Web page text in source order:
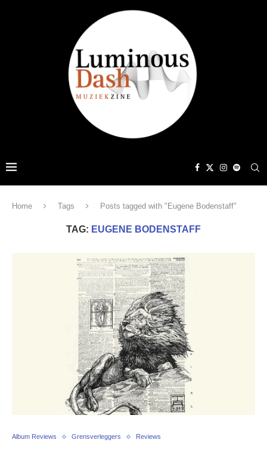
Home Tags Posts tagged with "Eugene Bodenstaff"
TAG: EUGENE BODENSTAFF
Album Reviews Grensverleggers Reviews